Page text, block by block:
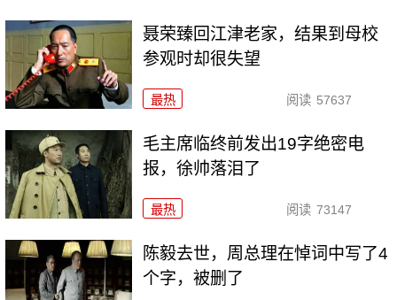
聂荣臻回江津老家，结果到母校
参观时却很失望
最热 阅读 57637
毛主席临终前发出19字绝密电
报，徐帅落泪了
最热 阅读 73147
陈毅去世，周总理在悼词中写了4
个字，被删了